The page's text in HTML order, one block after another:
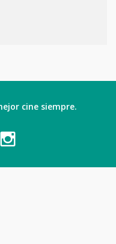
cine siempre.